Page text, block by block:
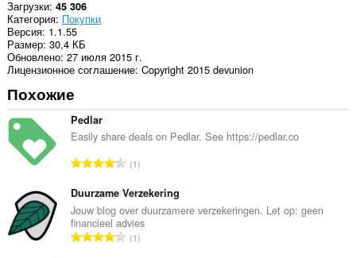
Загрузки 45 306
Категория Покупки
Версия 1.1.55
Размер 30,4 КБ
Обновлено 27 июля 2015 г.
Лицензионное соглашение Copyright 2015 devunion
Похожие
Pedlar
Easily share deals on Pedlar. See https://pedlar.co
В
е
г
о
о
1
Duurzame Verzekering
Jouw blog over duurzamere verzekeringen. Let op: geen
financieel advies
В1